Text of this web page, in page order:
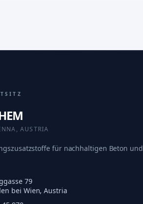
AUSTRIA
für nachhaltigen Beton und
79
bei Wien, Austria